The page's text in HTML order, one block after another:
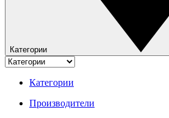
Категории
Категории
Производители